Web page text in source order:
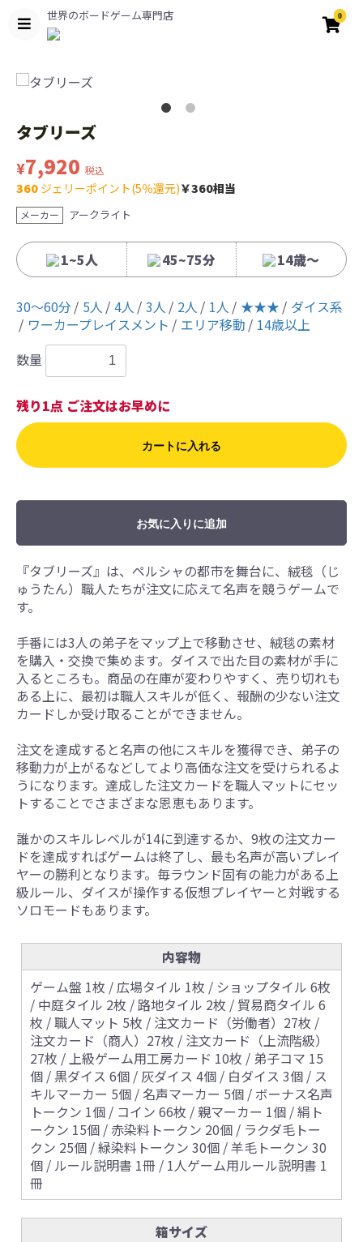
世界のボードゲーム専門店 0
タブリーズ
¥7,920 税込
360 ジェリーポイント(5％還元)￥360相当
メーカー アークライト
1~5人 45~75分 14歳〜
30〜60分 5人 4人 3人 2人 1人 ★★★
ダイス系
ワーカープレイスメント
エリア移動
14歳以上
数量
残り1点 ご注文はお早めに
カートに入れる
お気に入りに追加
『タブリーズ』は、ペルシャの都市を舞台に、絨毯（じ
ゅうたん）職人たちが注文に応えて名声を競うゲームで
す。
手番には3人の弟子をマップ上で移動させ、絨毯の素材
を購入・交換で集めます。ダイスで出た目の素材が手に
入るところも。商品の在庫が変わりやすく、売り切れも
ある上に、最初は職人スキルが低く、報酬の少ない注文
カードしか受け取ることができません。
注文を達成すると名声の他にスキルを獲得でき、弟子の
移動力が上がるなどしてより高価な注文を受けられるよ
うになります。達成した注文カードを職人マットにセッ
トすることでさまざまな恩恵もあります。
誰かのスキルレベルが14に到達するか、9枚の注文カー
ドを達成すればゲームは終了し、最も名声が高いプレイ
ヤーの勝利となります。毎ラウンド固有の能力がある上
級ルール、ダイスが操作する仮想プレイヤーと対戦する
ソロモードもあります。
内容物
ゲーム盤 1枚 / 広場タイル 1枚 / ショップタイル 6枚
/ 中庭タイル 2枚 / 路地タイル 2枚 / 貿易商タイル 6
枚 / 職人マット 5枚 / 注文カード（労働者）27枚 /
注文カード（商人）27枚 / 注文カード（上流階級）
27枚 / 上級ゲーム用工房カード 10枚 / 弟子コマ 15
個 / 黒ダイス 6個 / 灰ダイス 4個 / 白ダイス 3個 / ス
キルマーカー 5個 / 名声マーカー 5個 / ボーナス名声
トークン 1個 / コイン 66枚 / 親マーカー 1個 / 絹ト
ークン 15個 / 赤染料トークン 20個 / ラクダ毛トー
クン 25個 / 緑染料トークン 30個 / 羊毛トークン 30
個 / ルール説明書 1冊 / 1人ゲーム用ルール説明書 1
冊
箱サイズ